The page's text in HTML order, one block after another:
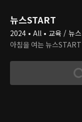
뉴스START
2024 • All • 교육 / 뉴스
아침을 여는 뉴스START